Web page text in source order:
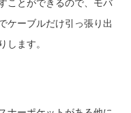
ことができるので、モバ
ケーブルだけ引っ張り出
します。